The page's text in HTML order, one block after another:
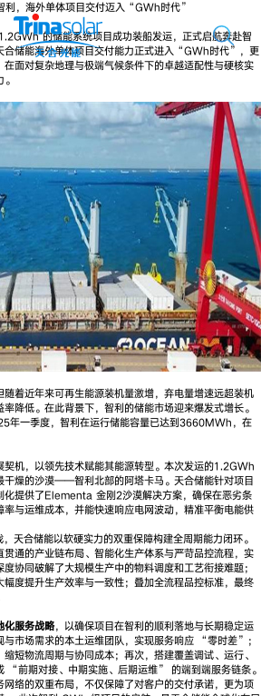
利，海外单体项目交付迈入“GWh时代”
的储能系统项目成功装船发运，正式启航奔赴智
合储能海外单体项目交付能力正式进入“GWh时代”，更
面对复杂地理与极端气候条件下的卓越适配性与硬核实
着近年来可再生能源装机量激增，弃电量增速远超装机
降低。在此背景下，智利的储能市场迎来爆发式增长。
年一季度，智利在运行储能容量已达到3660MWh，在
契机，以领先技术赋能其能源转型。本次发运的1.2GWh
干燥的沙漠——智利北部的阿塔卡马。天合储能针对项目
化提供了Elementa 金刚2沙漠解决方案，确保在恶劣条
与运维成本，并能快速响应电网波动，精准平衡电能供
天合储能以软硬实力的双重保障构建全周期能力闭环。
贯通的产业链布局、智能化生产体系与严苛品控流程，实
协同破解了大规模生产中的物料调度和工艺衔接难题；
度提升生产效率与一致性；叠加全流程品控标准，最终
化服务战略，以确保项目在智利的顺利落地与长期稳定运
与市场需求的本土运维团队，实现服务响应 “零时差”；
短物流周期与协同成本；再次，搭建覆盖调试、运行、
“前期对接、中期实施、后期运维” 的端到端服务链条。
络的双重布局，不仅保障了对客户的交付承诺，更为项